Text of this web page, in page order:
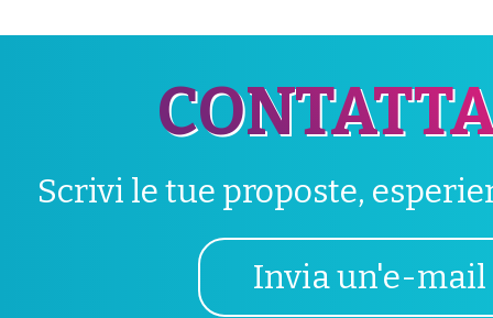
Scrivi le tue proposte,
Invia un'e-mail